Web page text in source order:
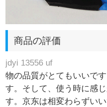
商品の評価
jdyi 13556 uf
物の品質がとてもいいで
す。そして、使う時に感
す。京东は相変わらずい